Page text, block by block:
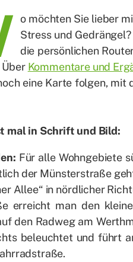
o möch­ten Sie lie­ber
Stress und
die per­sön­li­chen
Über Kom­men­ta­re und
eine Kar­te fol­gen,
mal in Schrift und Bild:
Für alle Wohn­ge­bie­te
der Müns­ter­stra­ße
Al­lee“ in nörd­li­cher
er­reicht man den
den Rad­weg am
be­leuch­tet und führt